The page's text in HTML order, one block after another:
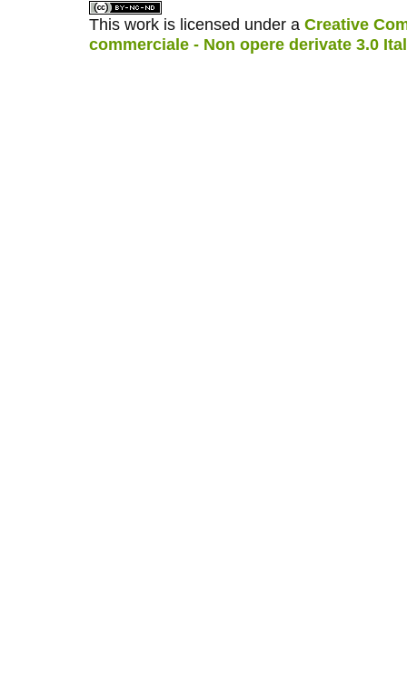
This work is licensed under a Creative
commerciale - Non opere derivate 3.0